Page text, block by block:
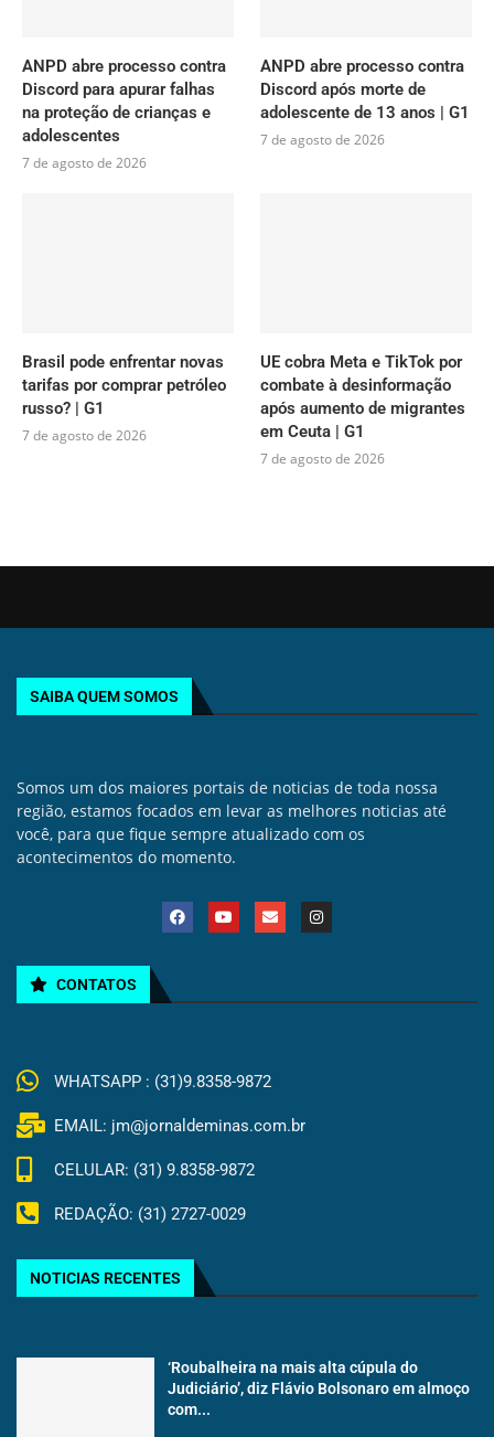
ANPD abre processo contra
Discord para apurar falhas
na proteção de crianças e
adolescentes
7 de agosto de 2026
ANPD abre processo contra
Discord após morte de
adolescente de 13 anos | G1
7 de agosto de 2026
Brasil pode enfrentar novas
tarifas por comprar petróleo
russo? | G1
7 de agosto de 2026
UE cobra Meta e TikTok por
combate à desinformação
após aumento de migrantes
em Ceuta | G1
7 de agosto de 2026
SAIBA QUEM SOMOS
Somos um dos maiores portais de noticias de toda nossa
região, estamos focados em levar as melhores noticias até
você, para que fique sempre atualizado com os
acontecimentos do momento.
CONTATOS
WHATSAPP : (31)9.8358-9872
EMAIL: jm@jornaldeminas.com.br
CELULAR: (31) 9.8358-9872
REDAÇÃO: (31) 2727-0029
NOTICIAS RECENTES
‘Roubalheira na mais alta cúpula do
Judiciário’, diz Flávio Bolsonaro em almoço
com...